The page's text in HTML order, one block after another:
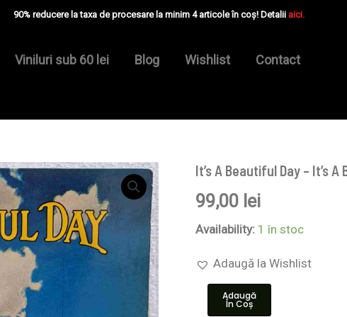
90% reducere la taxa de procesare la minim 4 articole în coș! Detalii aici.
Viniluri sub 60 lei Blog Wishlist Contact
It’s A Beautiful Day – It’s
99,00 lei
Availability: 1 în stoc
Adaugă la Wishlist
Cantitate
A
Beautiful
Day
A
Beautiful
Adaugă
În Coș